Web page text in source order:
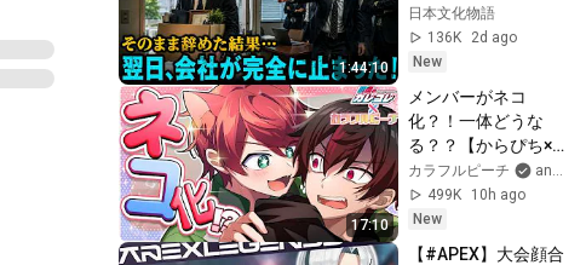
1:44:10
は不要！クビか給料
５円か選べ」と言っ
てきた。そのまま辞
日本文化物語
136K
2d ago
New
17:10
メンバーがネコ
化？！一体どうな
る？？【からぴち×
混血のカレコレ】
【前編】
カラフルピーチ
and 混血のカレコレ
499K
10h ago
New
【#APEX】大会顔合